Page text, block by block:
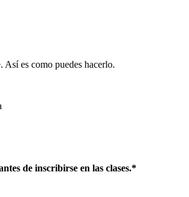
Así es como puedes hacerlo.
de inscribirse en las clases.*